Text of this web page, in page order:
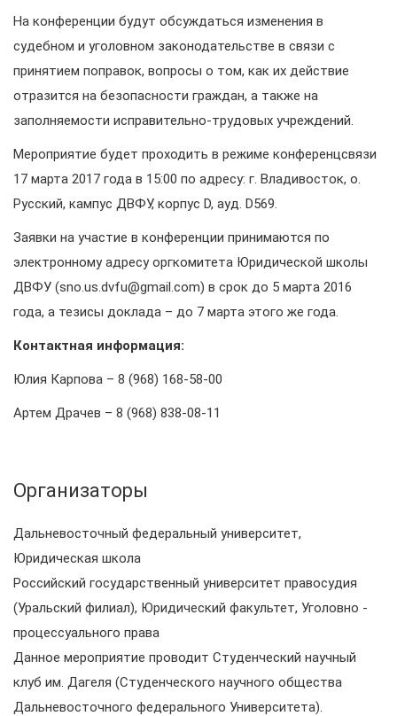
На конференции будут обсуждаться изменения в
судебном и уголовном законодательстве в связи с
принятием поправок, вопросы о том, как их действие
отразится на безопасности граждан, а также на
заполняемости исправительно-трудовых учреждений.
Мероприятие будет проходить в режиме конференцсвязи
17 марта 2017 года в 15:00 по адресу: г. Владивосток, о.
Русский, кампус ДВФУ, корпус D, ауд. D569.
Заявки на участие в конференции принимаются по
электронному адресу оргкомитета Юридической школы
ДВФУ (sno.us.dvfu@gmail.com) в срок до 5 марта 2016
года, а тезисы доклада – до 7 марта этого же года.
Контактная информация:
Юлия Карпова – 8 (968) 168-58-00
Артем Драчев – 8 (968) 838-08-11
Организаторы
Дальневосточный федеральный университет,
Юридическая школа
Российский государственный университет правосудия
(Уральский филиал), Юридический факультет, Уголовно -
процессуального права
Данное мероприятие проводит Студенческий научный
клуб им. Дагеля (Студенческого научного общества
Дальневосточного федерального Университета).